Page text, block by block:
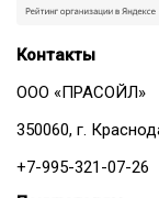
Контакты
ООО «ПРАСОЙЛ»
350060, г.
+7-995-321-07-26